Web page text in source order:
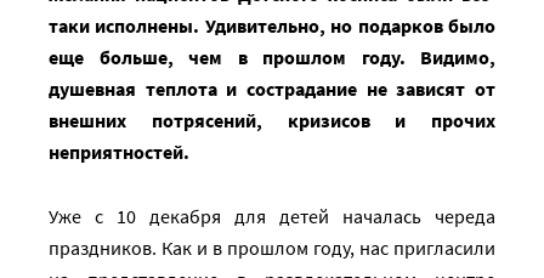
таки исполнены. Удивительно, но подарков было
еще больше, чем в прошлом году. Видимо,
душевная теплота и сострадание не зависят от
внешних потрясений, кризисов и прочих
неприятностей.
Уже с 10 декабря для детей началась череда
праздников. Как и в прошлом году, нас пригласили